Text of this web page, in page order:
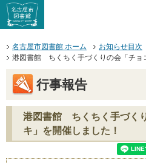
ページの先頭です。
本文へジャンプする。
ここからサイト内共通メニューです。
サイト内共通メニューをスキップする
サイト内共通メニューここまで。
名古屋市図書館 ホーム
お知らせ目次
港図書館 ちくちく手づくりの会「チョ
行事報告
港図書館 ちくちく手づく
キ」を開催しました！